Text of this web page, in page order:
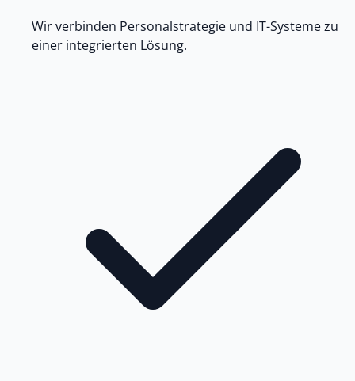
Wir verbinden Personalstrategie und IT-Systeme zu
einer integrierten Lösung.